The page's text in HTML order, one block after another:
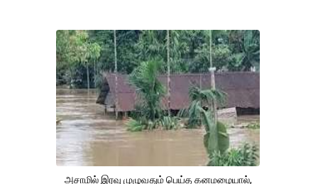
அசாமில் இரவு முழுவதும் பெய்த கனமழையால்,